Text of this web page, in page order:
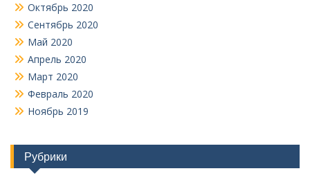
Октябрь 2020
Сентябрь 2020
Май 2020
Апрель 2020
Март 2020
Февраль 2020
Ноябрь 2019
Рубрики